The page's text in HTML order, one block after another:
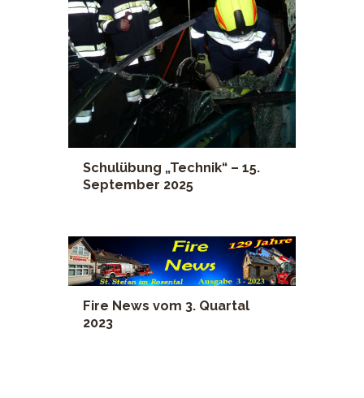
Schulübung „Technik“ – 15.
September 2025
Fire News vom 3. Quartal
2023